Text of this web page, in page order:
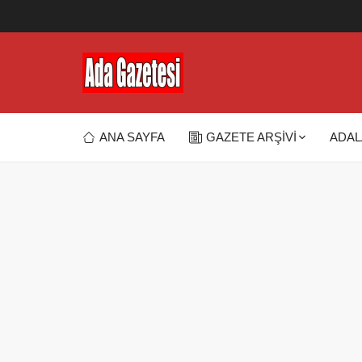
ANA SAYFA GAZETE ARŞİVİ